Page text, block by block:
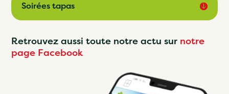
Soirées tapas
Retrouvez aussi toute notre actu sur notre
page Facebook